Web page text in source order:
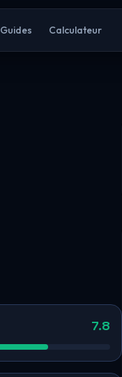
Guides Calculateur
7.8